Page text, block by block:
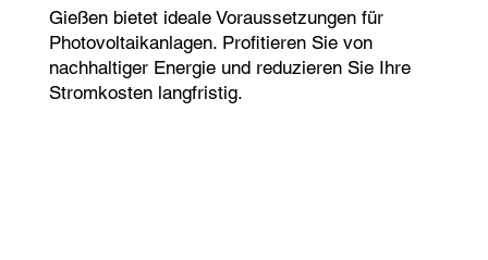
Gießen bietet ideale Voraussetzungen für
Photovoltaikanlagen. Profitieren Sie von
nachhaltiger Energie und reduzieren Sie Ihre
Stromkosten langfristig.